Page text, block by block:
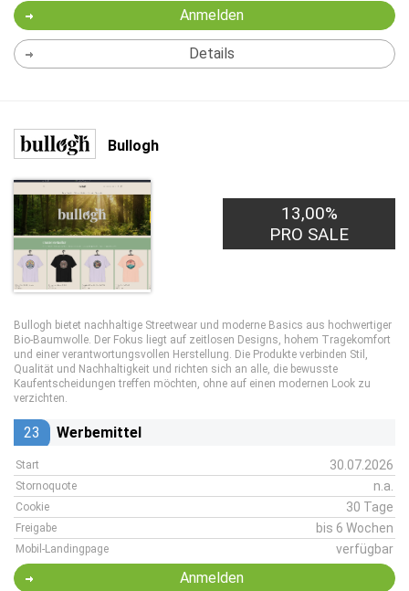
Anmelden
Details
Bullogh
13,00%
PRO SALE
Bullogh bietet nachhaltige Streetwear und moderne Basics aus hochwertiger
Bio-Baumwolle. Der Fokus liegt auf zeitlosen Designs, hohem Tragekomfort
und einer verantwortungsvollen Herstellung. Die Produkte verbinden Stil,
Qualität und Nachhaltigkeit und richten sich an alle, die bewusste
Kaufentscheidungen treffen möchten, ohne auf einen modernen Look zu
verzichten.
23 Werbemittel
Start 30.07.2026
Stornoquote n.a.
Cookie 30 Tage
Freigabe bis 6 Wochen
Mobil-Landingpage verfügbar
Anmelden